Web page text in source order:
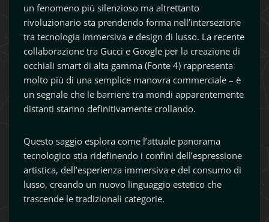
un fenomeno più silenzioso ma altrettanto
rivoluzionario sta prendendo forma nell’intersezione
tra tecnologia immersiva e design di lusso. La recente
collaborazione tra Gucci e Google per la creazione di
occhiali smart di alta gamma (Fonte 4) rappresenta
molto più di una semplice manovra commerciale – è
un segnale che le barriere tra mondi apparentemente
distanti stanno definitivamente crollando.
Questo saggio esplora come l’attuale panorama
tecnologico stia ridefinendo i confini dell’espressione
artistica, dell’esperienza immersiva e del consumo di
lusso, creando un nuovo linguaggio estetico che
trascende le tradizionali categorie.